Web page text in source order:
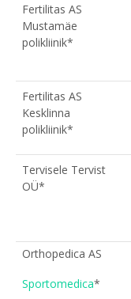
Fertilitas AS
Mustamäe
polikliinik*
Fertilitas AS
Kesklinna
polikliinik*
Tervisele Tervist
OÜ*
Orthopedica AS
Sportomedica*